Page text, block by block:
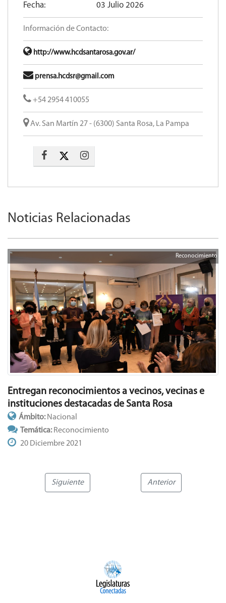
Fecha: 03 Julio 2026
Información de Contacto:
http://www.hcdsantarosa.gov.ar/
prensa.hcdsr@gmail.com
+54 2954 410055
Av. San Martín 27 - (6300) Santa Rosa, La Pampa
Noticias Relacionadas
Reconocimiento
Entregan reconocimientos a vecinos, vecinas e
instituciones destacadas de Santa Rosa
Ámbito: Nacional
Temática: Reconocimiento
20 Diciembre 2021
Siguiente Anterior